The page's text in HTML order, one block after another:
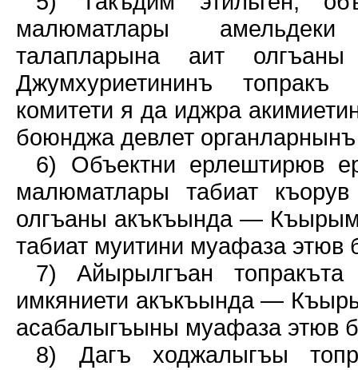
малюматлары
талапларына аит
Джумхуриетининъ
комитети я да иджра
боюнджа девлет
6) Объектни ерлештирюв
малюматлары табиат
олгъаны акъкъында —
табиат муитини муафаза
7) Айырылгъан
имкяниети акъкъында —
асабалыгъыны муафаза этюв
8) Дагъ ходжалыгъы